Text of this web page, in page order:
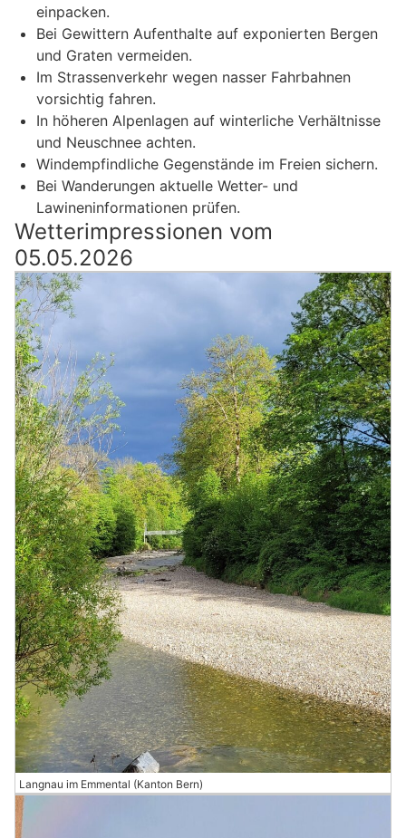
einpacken.
Bei Gewittern Aufenthalte auf exponierten Bergen
und Graten vermeiden.
Im Strassenverkehr wegen nasser Fahrbahnen
vorsichtig fahren.
In höheren Alpenlagen auf winterliche Verhältnisse
und Neuschnee achten.
Windempfindliche Gegenstände im Freien sichern.
Bei Wanderungen aktuelle Wetter- und
Lawineninformationen prüfen.
Wetterimpressionen vom
05.05.2026
Langnau im Emmental (Kanton Bern)